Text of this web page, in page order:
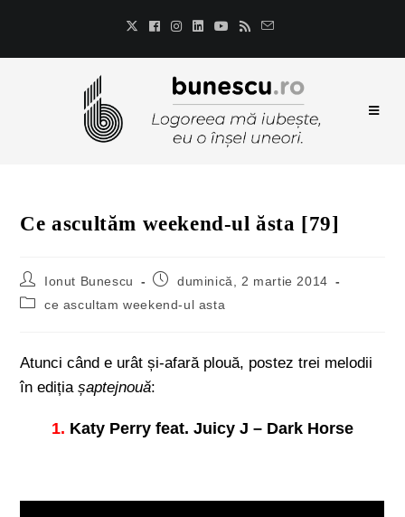
Ce ascultăm weekend-ul ăsta [79]
Ionut Bunescu
duminică, 2 martie 2014
ce ascultam weekend-ul asta
Atunci când e urât și-afară plouă, postez trei melodii
în edițiașaptejnouă:
1. Katy Perry feat. Juicy J – Dark Horse